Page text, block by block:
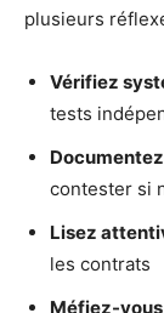
plusieurs
Vérifiez
tests
contester si
Lisez
les contrats
Méfiez-vous